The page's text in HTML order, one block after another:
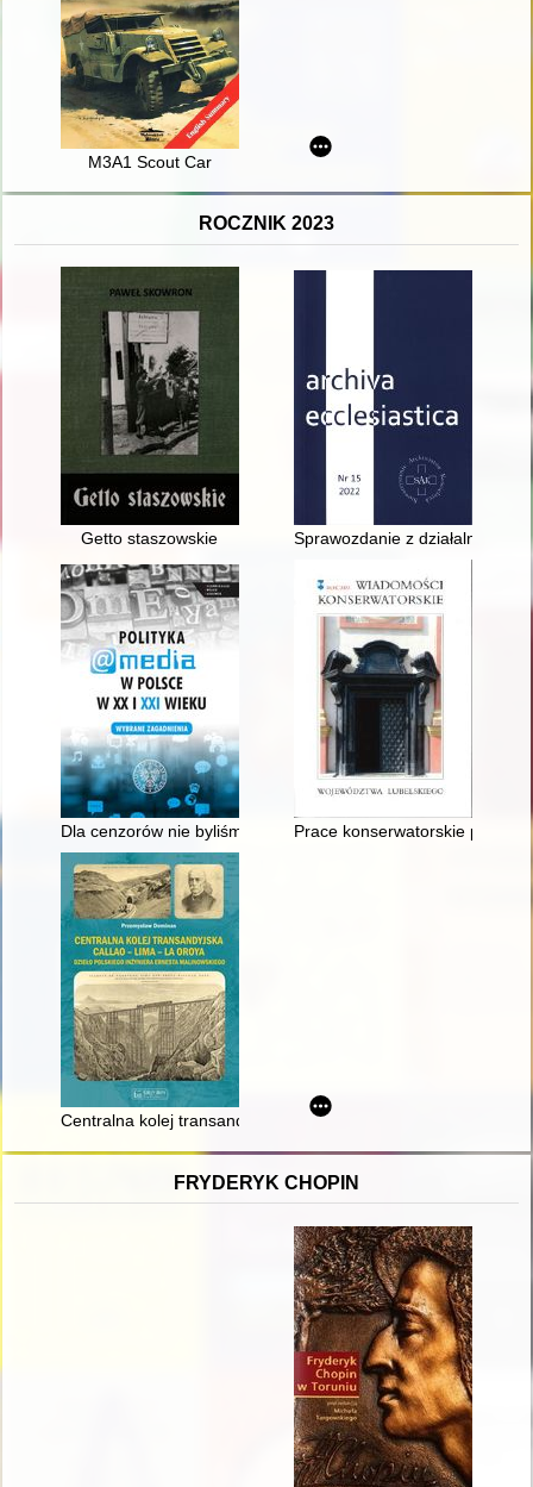
M3A1 Scout Car
ROCZNIK 2023
Getto staszowskie Sprawozdanie z działalności
Dla cenzorów nie byliśmy elitarni" : o ingerencjach
Prace konserwatorskie przy
Centralna kolej transandyjska Callao - Lima - La Oroya :
FRYDERYK CHOPIN